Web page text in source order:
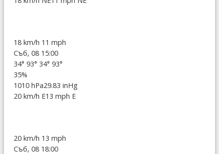
18 km/h 11 mph
Съб, 08 15:00
34° 93° 34° 93°
35%
1010 hPa29.83 inHg
20 km/h E13 mph E
20 km/h 13 mph
Съб, 08 18:00